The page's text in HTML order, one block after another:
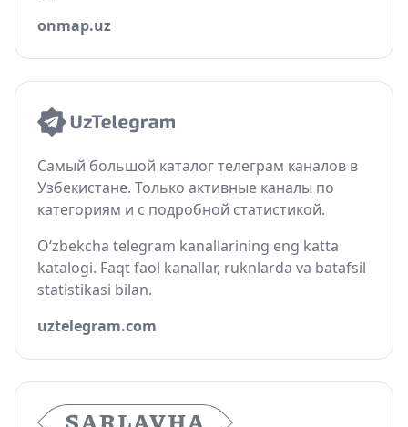
onmap.uz
Самый большой каталог телеграм каналов в
Узбекистане. Только активные каналы по
категориям и с подробной статистикой.
O‘zbekcha telegram kanallarining eng katta
katalogi. Faqt faol kanallar, ruknlarda va batafsil
statistikasi bilan.
uztelegram.com